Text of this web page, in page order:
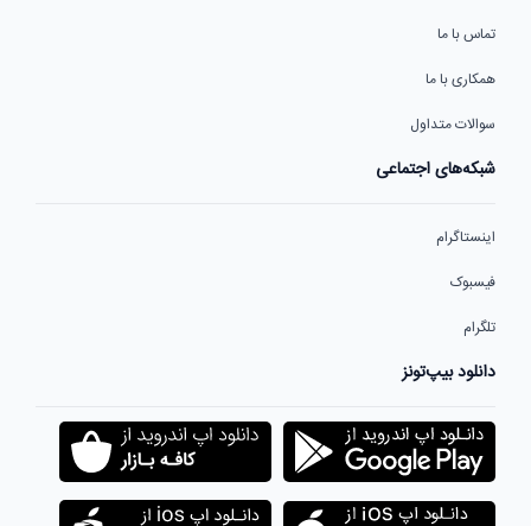
تماس با ما
همکاری با ما
سوالات متداول
شبکه‌های اجتماعی
اینستاگرام
فیسبوک
تلگرام
دانلود بیپ‌تونز